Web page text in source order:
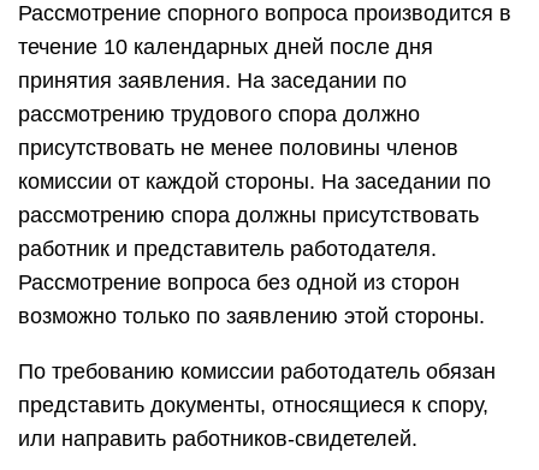
Рассмотрение спорного вопроса производится в
течение 10 календарных дней после дня
принятия заявления. На заседании по
рассмотрению трудового спора должно
присутствовать не менее половины членов
комиссии от каждой стороны. На заседании по
рассмотрению спора должны присутствовать
работник и представитель работодателя.
Рассмотрение вопроса без одной из сторон
возможно только по заявлению этой стороны.
По требованию комиссии работодатель обязан
представить документы, относящиеся к спору,
или направить работников-свидетелей.